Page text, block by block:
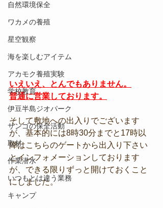
自然環境保全
ワカメの養殖
星空観察
海を楽しむアイテム
アカモク養殖実験
学校教育
伊豆半島ジオパーク
サンゴの保全活動
取材
作業潜水
いつもとは違う業務
キャンプ
いえいえ、とんでもありません。
普通に営業しております。
そして敷地への出入りでございます
が、基本的には8時30分までと17時以
降はこちらのゲートから出入り下さい
とインフォメーションしております
が、できる限りずっと開けておくこと
にしました。